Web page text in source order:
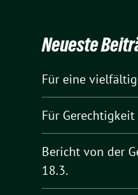
Neueste
Für eine
Für
Bericht von der
18.3.